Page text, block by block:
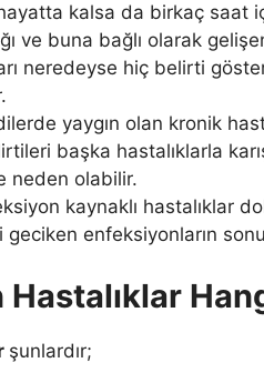
kalsa da birkaç saat
ve buna bağlı olarak
neredeyse hiç belirti
yaygın olan kronik
başka hastalıklarla
neden olabilir.
kaynaklı hastalıklar
enfeksiyonların
şunlardır;